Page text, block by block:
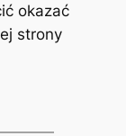
okazać
strony